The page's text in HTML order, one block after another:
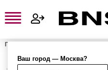
Ваш город — Москва?
Главная